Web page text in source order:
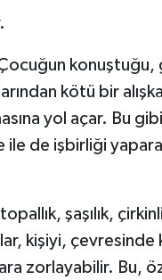
konuştuğu,
kötü bir
yol açar. Bu
ile de işbirliği
şaşılık,
kişiyi, çevresinde
zorlayabilir. Bu,